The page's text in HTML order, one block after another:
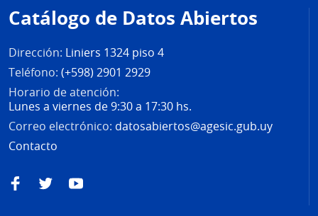
página
Catálogo de Datos Abiertos
Dirección: Liniers 1324 piso 4
Teléfono: (+598) 2901 2929
Horario de atención:
Lunes a viernes de 9:30 a 17:30 hs.
Correo electrónico: datosabiertos@agesic.gub.uy
Contacto
FacebookTwitterYouTube